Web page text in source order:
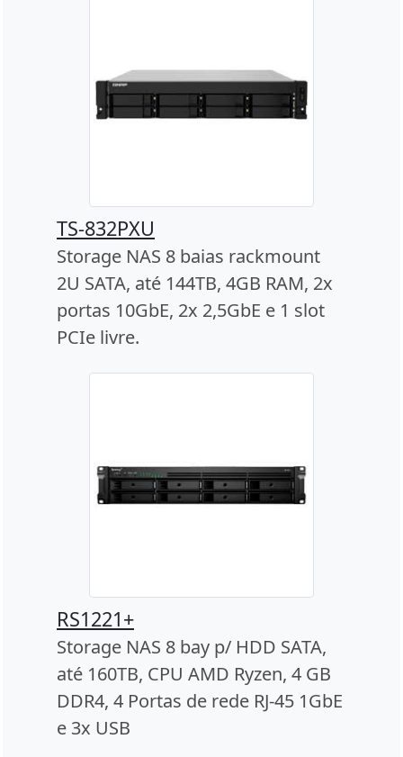
TS-832PXU
Storage NAS 8 baias rackmount
2U SATA, até 144TB, 4GB RAM, 2x
portas 10GbE, 2x 2,5GbE e 1 slot
PCIe livre.
RS1221+
Storage NAS 8 bay p/ HDD SATA,
até 160TB, CPU AMD Ryzen, 4 GB
DDR4, 4 Portas de rede RJ-45 1GbE
e 3x USB